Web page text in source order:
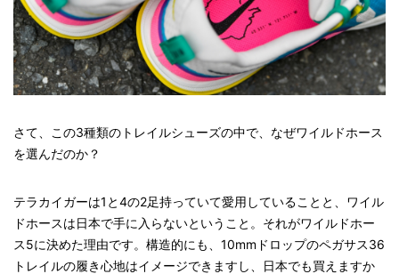
さて、この3種類のトレイルシューズの中で、なぜワイルドホース
を選んだのか？
テラカイガーは1と4の2足持っていて愛用していることと、ワイル
ドホースは日本で手に入らないということ。それがワイルドホー
ス5に決めた理由です。構造的にも、10mmドロップのペガサス36
トレイルの履き心地はイメージできますし、日本でも買えますか